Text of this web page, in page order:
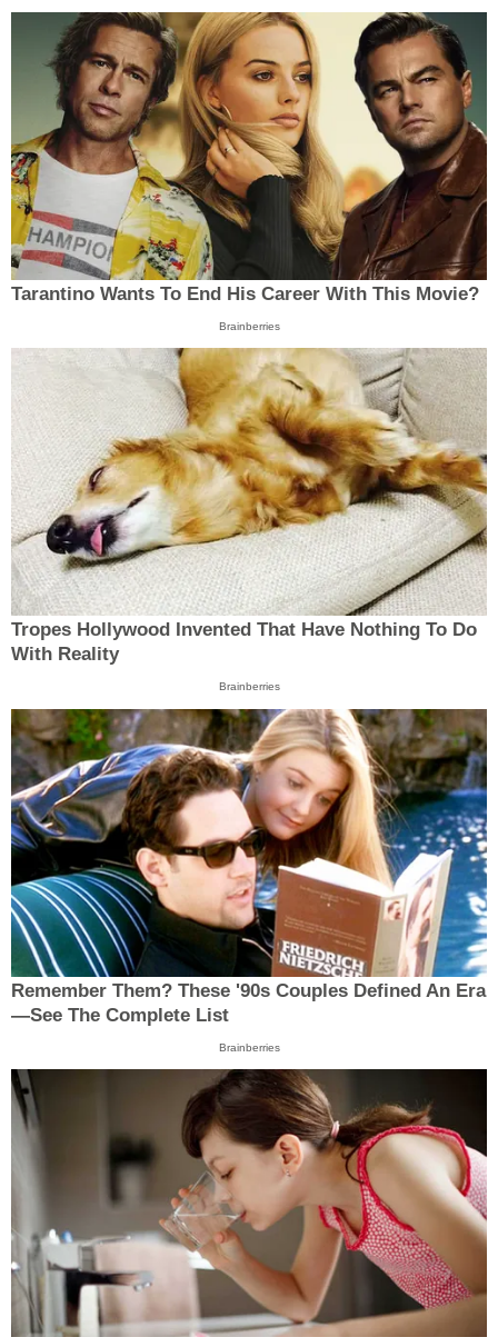
Tarantino Wants To End His Career With This Movie?
Brainberries
Tropes Hollywood Invented That Have Nothing To Do
With Reality
Brainberries
Remember Them? These '90s Couples Defined An Era
—See The Complete List
Brainberries